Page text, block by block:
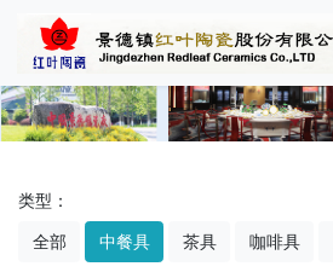
类型：
全部 中餐具 茶具 咖啡具